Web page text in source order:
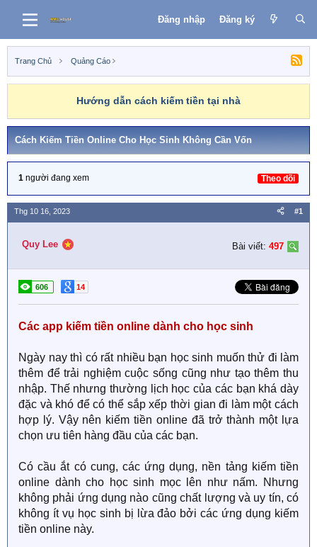
Đăng nhập Đăng ký
Trang Chủ Quảng Cáo
Hướng dẫn cách kiếm tiền tại nhà
Cách Kiếm Tiền Online Cho Học Sinh Không Cần Vốn
1 người đang xem Theo dõi
Thg 10 16, 2023 #1
Quy Lee Bài viết: 497
606 14
Các app kiếm tiền online dành cho học sinh
Ngày nay thì có rất nhiều bạn học sinh muốn thử đi làm
thêm để trải nghiệm cuộc sống cũng như tạo thêm thu
nhập. Thế nhưng thường lịch học của các bạn khá dày
đặc và khó để có thể sắp xếp thời gian đi làm một cách
hợp lý. Vậy nên kiếm tiền online đã trở thành một lựa
chọn ưu tiên hàng đầu của các bạn.
Có cầu ắt có cung, các ứng dụng, nền tảng kiếm tiền
online dành cho học sinh mọc lên như nấm. Nhưng
không phải ứng dụng nào cũng chất lượng và uy tín, có
không ít vụ học sinh bị lừa đảo bởi các ứng dụng kiếm
tiền online này.